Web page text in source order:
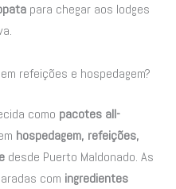
para chegar aos lodges
refeições e hospedagem?
como pacotes all-
hospedagem, refeições,
desde Puerto Maldonado. As
com ingredientes